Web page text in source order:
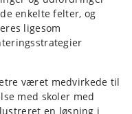
enkelte felter, og
ligesom
været medvirkede til
med skoler med
en løsning i